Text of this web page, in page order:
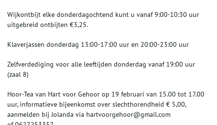
Wijkontbijt elke donderdagochtend kunt u vanaf 9:00-10:30 uur
uitgebreid ontbijten €3,25.
Klaverjassen donderdag 13:00-17:00 uur en 20:00-23:00 uur
Zelfverdediging voor alle leeftijden donderdag vanaf 19:00 uur
(zaal 8)
Hoor-Tea van Hart voor Gehoor op 19 februari van 15.00 tot 17.00
uur, informatieve bijeenkomst over slechthorendheid € 5,00,
aanmelden bij Jolanda via hartvoorgehoor@gmail.com